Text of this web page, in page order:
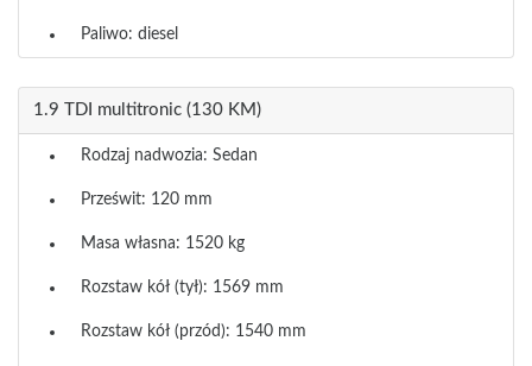
Paliwo: diesel
1.9 TDI multitronic (130 KM)
Rodzaj nadwozia: Sedan
Prześwit: 120 mm
Masa własna: 1520 kg
Rozstaw kół (tył): 1569 mm
Rozstaw kół (przód): 1540 mm